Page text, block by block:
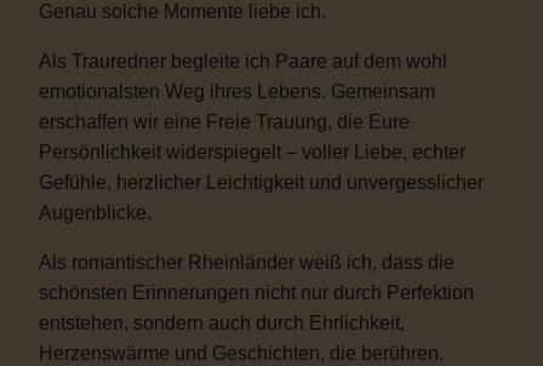
Genau solche Momente liebe ich.
Als Trauredner begleite ich Paare auf dem wohl
emotionalsten Weg ihres Lebens. Gemeinsam
erschaffen wir eine Freie Trauung, die Eure
Persönlichkeit widerspiegelt – voller Liebe, echter
Gefühle, herzlicher Leichtigkeit und unvergesslicher
Augenblicke.
Als romantischer Rheinländer weiß ich, dass die
schönsten Erinnerungen nicht nur durch Perfektion
entstehen, sondern auch durch Ehrlichkeit,
Herzenswärme und Geschichten, die berühren.